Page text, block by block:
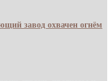
завод охвачен огнём